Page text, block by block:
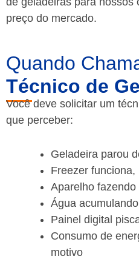
preço do mercado.
Quando
Técnico de
Você deve solicitar um
que perceber:
Geladeira parou
Freezer
Aparelho
Água
Painel digital
Consumo de
motivo